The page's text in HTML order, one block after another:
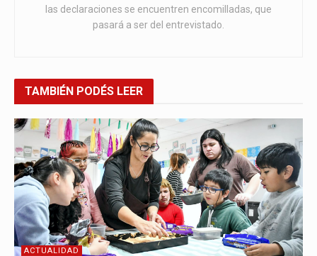
las declaraciones se encuentren encomilladas, que
pasará a ser del entrevistado.
TAMBIÉN PODÉS LEER
ACTUALIDAD